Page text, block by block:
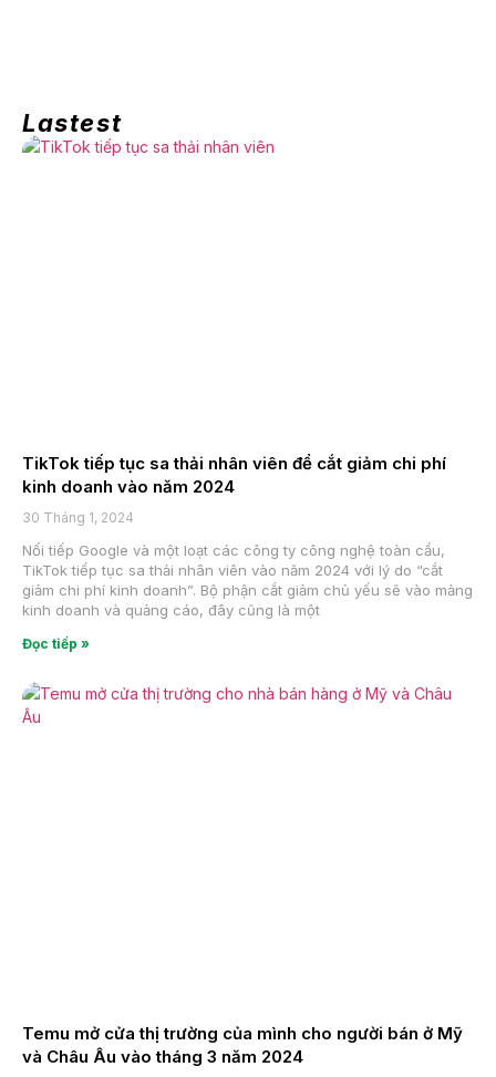
Lastest
TikTok tiếp tục sa thải nhân viên để cắt giảm chi phí
kinh doanh vào năm 2024
30 Tháng 1, 2024
Nối tiếp Google và một loạt các công ty công nghệ toàn cầu,
TikTok tiếp tục sa thải nhân viên vào năm 2024 với lý do “cắt
giảm chi phí kinh doanh”. Bộ phận cắt giảm chủ yếu sẽ vào mảng
kinh doanh và quảng cáo, đây cũng là một
Đọc tiếp »
Temu mở cửa thị trường của mình cho người bán ở Mỹ
và Châu Âu vào tháng 3 năm 2024